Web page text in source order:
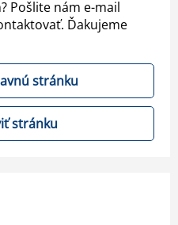
Pošlite nám e-mail
Ďakujeme
stránku
stránku